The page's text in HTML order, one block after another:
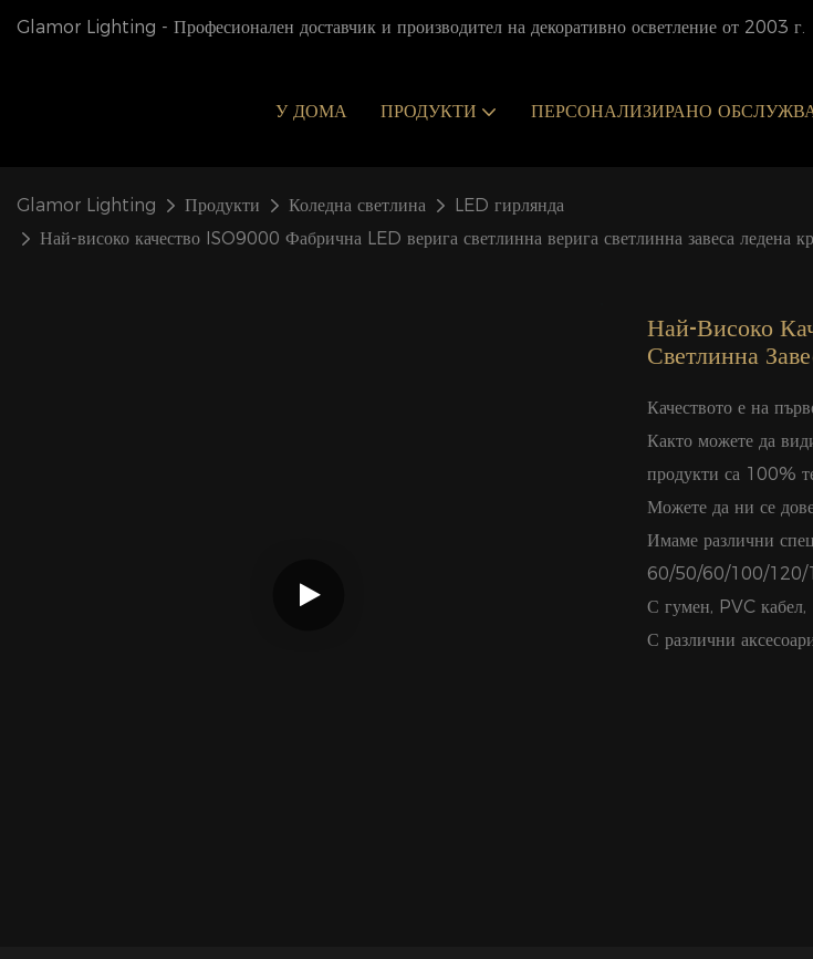
Glamor Lighting - Професионален доставчик и производител на декоративно осветление от 2003 г.
У ДОМА ПРОДУКТИ ПЕРСОНАЛИЗИРАНО
Glamor Lighting Продукти Коледна светлина
LED гирлянда
Най-високо качество ISO9000 Фабрична LED верига светлинна верига светлинна завеса ледена
Най-Високо
Светлинна
Качеството е на
Както можете да
продукти са 100%
Можете да ни се
Имаме различни
60/50/60/100/120/
С гумен, PVC
С различни